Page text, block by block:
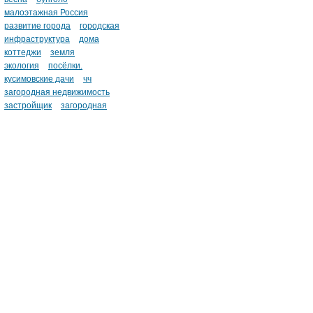
малоэтажная Россия
развитие города
городская
инфраструктура
дома
коттеджи
земля
экология
посёлки.
кусимовские дачи
чч
загородная недвижимость
застройщик
загородная